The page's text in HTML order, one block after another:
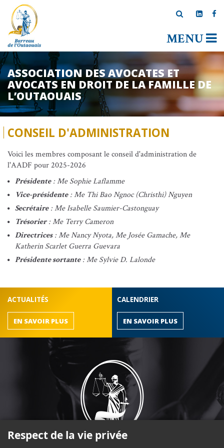
MENU
ASSOCIATION DES AVOCATES ET
AVOCATS EN DROIT DE LA FAMILLE DE
L’OUTAOUAIS
CONSEIL D'ADMINISTRATION
Voici les membres composant le conseil d'administration de
l'AADF pour 2025-2026
Présidente: Me Sophie Laflamme
Vice-présidente: Me Thi Bao Ngnoc (Christhi) Nguyen
Secrétaire: Me Isabelle Saumier-Castonguay
Trésorier: Me Terry Cameron
Directrices: Me Nancy Nyota, Me Josée Gamache, Me
Katherin Scarlet Guerra Guevara
Présidente sortante: Me Sylvie D. Lalonde
ACTUALITÉS
EN SAVOIR PLUS
CALENDRIER
EN SAVOIR PLUS
Respect de la vie privée